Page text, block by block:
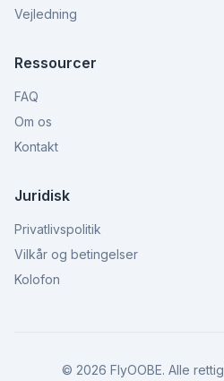
Vejledning
Ressourcer
FAQ
Om os
Kontakt
Juridisk
Privatlivspolitik
Vilkår og betingelser
Kolofon
© 2026 FlyOOBE. Alle